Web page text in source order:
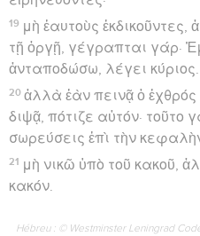
19 μὴ ἑαυτοὺς
τῇ ὀργῇ, γέγραπται γάρ·
ἀνταποδώσω, λέγει κύριος.
20 ἀλλὰ ἐὰν πεινᾷ ὁ
διψᾷ, πότιζε αὐτόν·
σωρεύσεις ἐπὶ τὴν
21 μὴ νικῶ ὑπὸ τοῦ κακοῦ,
κακόν.
Hébreu : © Westminster Leningrad